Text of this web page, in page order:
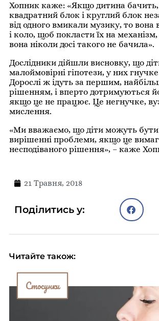
Хопник каже: «Якщо дитина
квадратний блок і круглий блок
від одного вмикали музику, то вона
і коло, щоб покласти їх на
вона ніколи досі такого не бачила».
Дослідники дійшли висновку, що
малоймовірні гіпотези, у них
Дорослі ж ідуть за першим,
рішенням, і вперто дотримуються
якщо це не працює. Це негнучке,
мислення.
«Ми вважаємо, що діти можуть
вирішенні проблеми, якщо це
несподіваного рішення», – каже
21 Травня, 2018
Поділитись у:
Читайте також:
Стосунки